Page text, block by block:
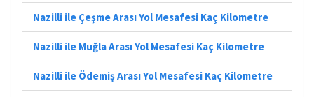
Nazilli ile Çeşme Arası Yol Mesafesi Kaç Kilometre
Nazilli ile Muğla Arası Yol Mesafesi Kaç Kilometre
Nazilli ile Ödemiş Arası Yol Mesafesi Kaç Kilometre